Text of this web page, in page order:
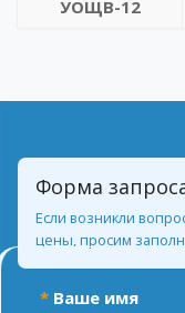
УОЩВ-12
Форма
Если возникли
цены, просим
Ваше имя